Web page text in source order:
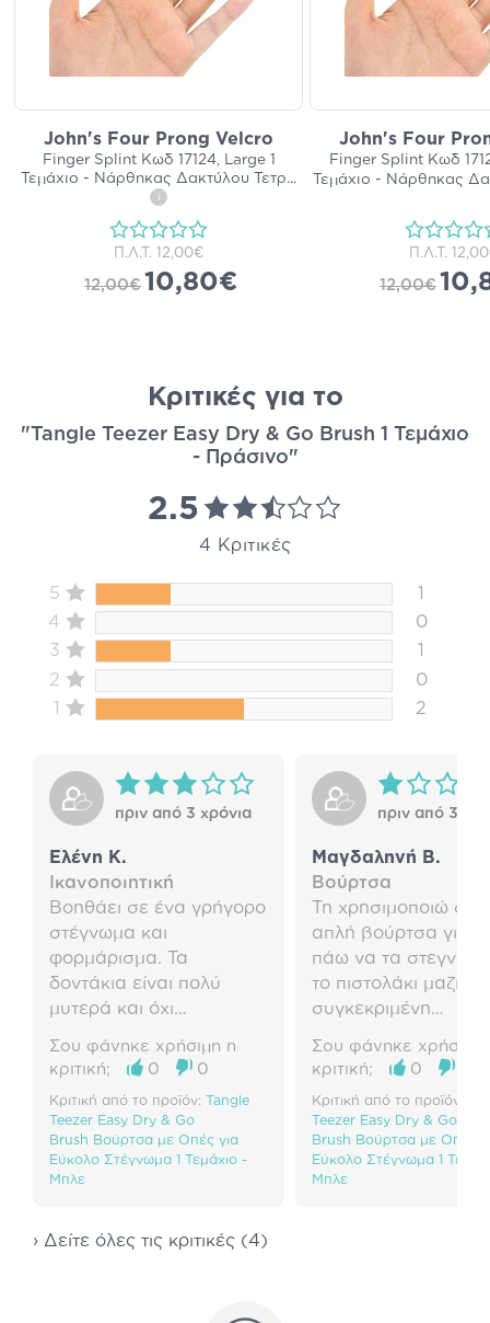
John's Four Prong Velcro
Finger Splint Κωδ 17124, Large 1
Τεμάχιο - Νάρθηκας Δακτύλου Τετρ...
i
Π.Λ.Τ. 12,00€
12,00€ 10,80€
John's Four
Finger Splint Κωδ
Τεμάχιο - Νάρθηκας
Π.Λ.Τ.
12,00€
Κριτικές για το
"Tangle Teezer Easy Dry & Go Brush 1 Τεμάχιο
- Πράσινο"
2.5
4 Κριτικές
5
1
4
0
3
1
2
0
1
2
πριν από 3 χρόνια
Ελένη Κ.
Ικανοποιητική
Βοηθάει σε ένα γρήγορο
στέγνωμα και
φορμάρισμα. Τα
δοντάκια είναι πολύ
μυτερά και όχι
Σου φάνηκε χρήσιμη η
κριτική;
0 0
Κριτική από το προϊόν:
Tangle
Teezer Easy Dry & Go
Brush Βούρτσα με Οπές για
Εύκολο Στέγνωμα 1 Τεμάχιο -
Μπλε
πριν από 3
Μαγδαληνή Β.
Βούρτσα
Τη χρησιμοποιώ σαν
απλή βούρτσα γιατί
πάω να τα
το πιστολάκι μαζί με
συγκεκριμένη
τα μαλλιά μου...
Σου φάνηκε χρήσιμη
κριτική;
0
Κριτική από το προϊόν:
Teezer Easy Dry & Go
Brush Βούρτσα με Οπές
Εύκολο Στέγνωμα 1
Μπλε
› Δείτε όλες τις κριτικές (4)